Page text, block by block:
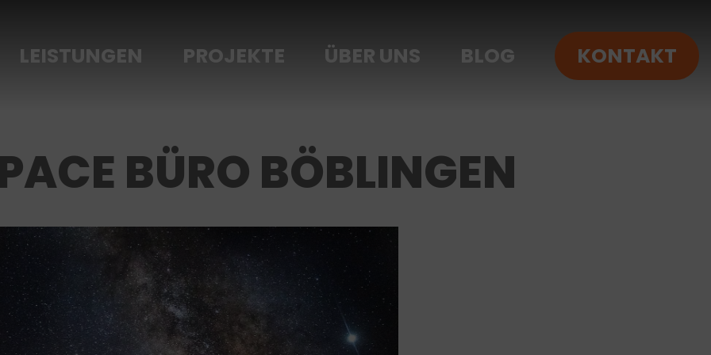
LEISTUNGEN PROJEKTE ÜBER UNS BLOG KONTAKT
BÜRO BÖBLINGEN